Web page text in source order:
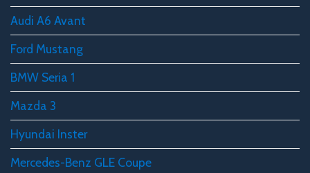
Audi A6 Avant
Ford Mustang
BMW Seria 1
Mazda 3
Hyundai Inster
Mercedes-Benz GLE Coupe